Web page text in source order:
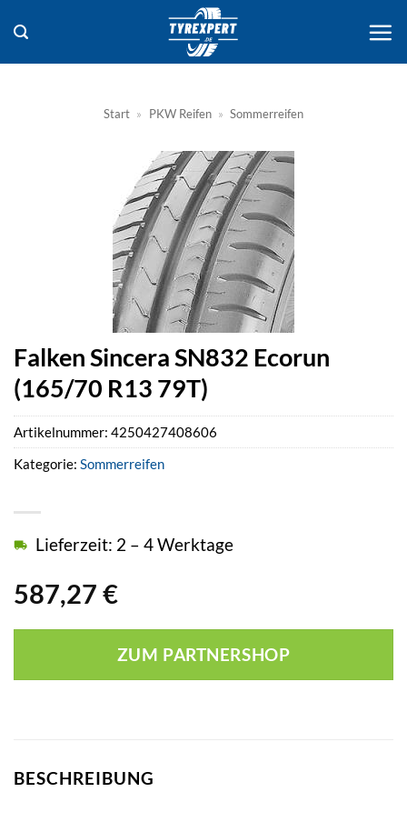
Inhalt
springen
Start » PKW Reifen » Sommerreifen
Falken Sincera SN832 Ecorun
(165/70 R13 79T)
587,27 €
Lieferzeit: 2 – 4 Werktage
ZUM PARTNERSHOP
Artikelnummer: 4250427408606
Kategorie: Sommerreifen
BESCHREIBUNG